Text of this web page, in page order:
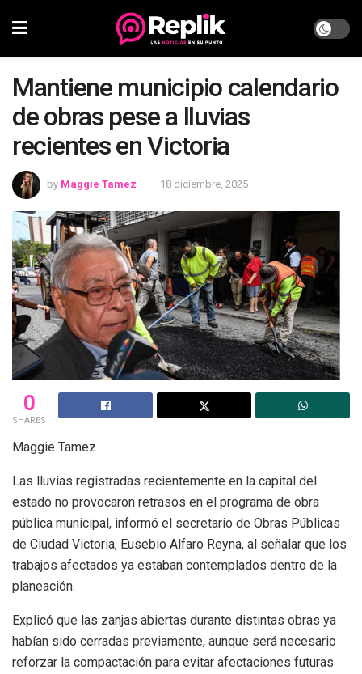
Mantiene municipio calendario
de obras pese a lluvias
recientes en Victoria
by Maggie Tamez 18 diciembre, 2025
0
SHARES
Maggie Tamez
Las lluvias registradas recientemente en la capital del
estado no provocaron retrasos en el programa de obra
pública municipal, informó el secretario de Obras Públicas
de Ciudad Victoria, Eusebio Alfaro Reyna, al señalar que los
trabajos afectados ya estaban contemplados dentro de la
planeación.
Explicó que las zanjas abiertas durante distintas obras ya
habían sido cerradas previamente, aunque será necesario
reforzar la compactación para evitar afectaciones futuras